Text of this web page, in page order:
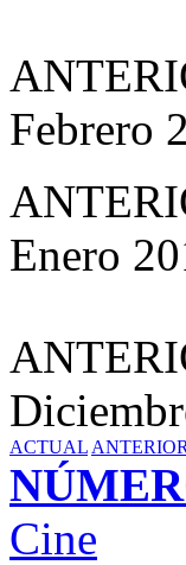
Febrero
Enero
ACTUAL
Cine